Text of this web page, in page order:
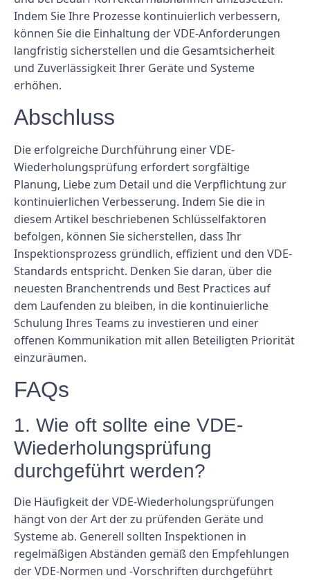
Indem Sie Ihre Prozesse kontinuierlich verbessern,
können Sie die Einhaltung der VDE-Anforderungen
langfristig sicherstellen und die Gesamtsicherheit
und Zuverlässigkeit Ihrer Geräte und Systeme
erhöhen.
Abschluss
Die erfolgreiche Durchführung einer VDE-
Wiederholungsprüfung erfordert sorgfältige
Planung, Liebe zum Detail und die Verpflichtung zur
kontinuierlichen Verbesserung. Indem Sie die in
diesem Artikel beschriebenen Schlüsselfaktoren
befolgen, können Sie sicherstellen, dass Ihr
Inspektionsprozess gründlich, effizient und den VDE-
Standards entspricht. Denken Sie daran, über die
neuesten Branchentrends und Best Practices auf
dem Laufenden zu bleiben, in die kontinuierliche
Schulung Ihres Teams zu investieren und einer
offenen Kommunikation mit allen Beteiligten Priorität
einzuräumen.
FAQs
1. Wie oft sollte eine VDE-
Wiederholungsprüfung
durchgeführt werden?
Die Häufigkeit der VDE-Wiederholungsprüfungen
hängt von der Art der zu prüfenden Geräte und
Systeme ab. Generell sollten Inspektionen in
regelmäßigen Abständen gemäß den Empfehlungen
der VDE-Normen und -Vorschriften durchgeführt